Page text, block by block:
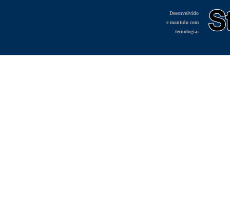
Desenvolvido
e mantido com
tecnologia: